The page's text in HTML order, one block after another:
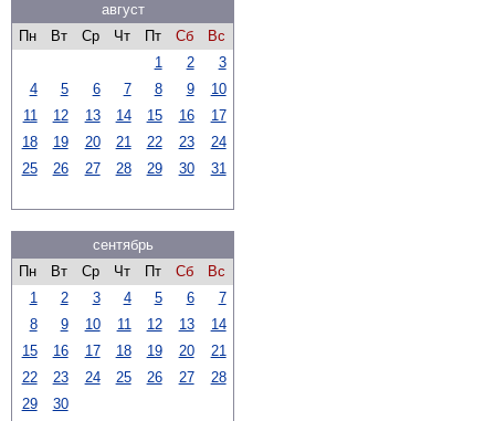
август
Пн
Вт Ср Чт Пт Сб
Вс
1
2
3
4
5 6 7 8 9
10
11
12 13 14 15 16
17
18
19 20 21 22 23
24
25
26 27 28 29 30 31
сентябрь
Пн
Вт Ср Чт Пт Сб
Вс
1
2 3 4 5 6
7
8
9 10 11 12 13
14
15
16 17 18 19 20
21
22
23 24 25 26 27
28
29
30